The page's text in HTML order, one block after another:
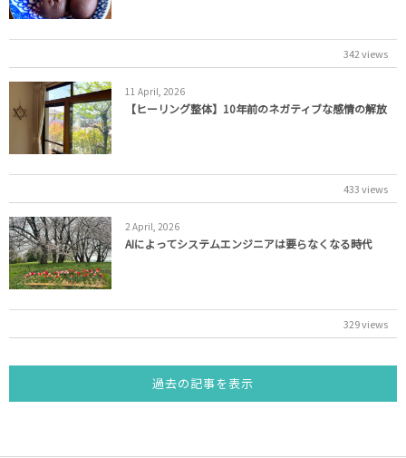
342 views
11 April, 2026
【ヒーリング整体】10年前のネガティブな感情の解放
433 views
2April, 2026
AIによってシステムエンジニアは要らなくなる時代
329 views
過去の記事を表示